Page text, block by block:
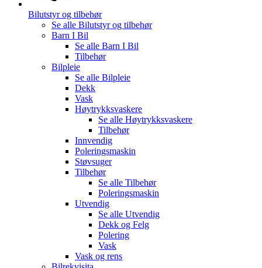
Bilutstyr og tilbehør
Se alle Bilutstyr og tilbehør
Barn I Bil
Se alle Barn I Bil
Tilbehør
Bilpleie
Se alle Bilpleie
Dekk
Vask
Høytrykksvaskere
Se alle Høytrykksvaskere
Tilbehør
Innvendig
Poleringsmaskin
Støvsuger
Tilbehør
Se alle Tilbehør
Poleringsmaskin
Utvendig
Se alle Utvendig
Dekk og Felg
Polering
Vask
Vask og rens